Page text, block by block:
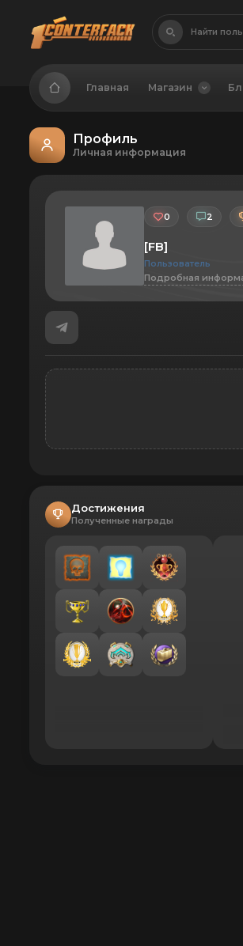
Найти
Главная Магазин
Профиль
Личная информация
0 2
[FB]
Пользователь
Подробная
Достижения
Полученные награды